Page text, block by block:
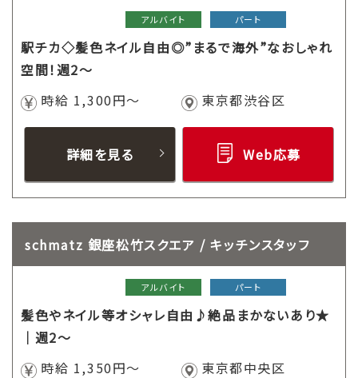
アルバイト パート
駅チカ◇髪色ネイル自由◎”まるで海外”なおしゃれ
空間！週2～
時給 1,300円～
東京都渋谷区
詳細を見る Web応募
schmatz 銀座松竹スクエア / キッチンスタッフ
アルバイト パート
髪色やネイル等オシャレ自由♪絶品まかないあり★
｜週2～
時給 1,350円～
東京都中央区